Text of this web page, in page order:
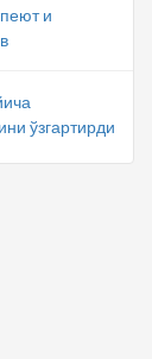
и
ўзгартирди